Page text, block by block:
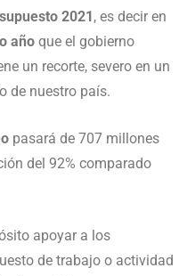
2021, es decir en
año que el gobierno
un recorte, severo en un
de nuestro país.
pasará de 707 millones
del 92% comparado
apoyar a los
de trabajo o actividad